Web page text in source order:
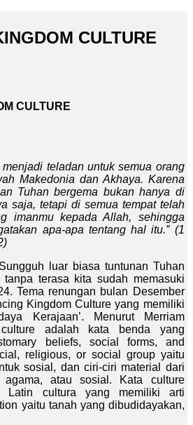
CULTURE
CULTURE
teladan untuk semua orang
Makedonia dan Akhaya. Karena
Tuhan bergema bukan hanya di
saja, tetapi di semua tempat telah
imanmu kepada Allah, sehingga
apa-apa tentang hal itu.” (1
luar biasa tuntunan Tuhan
terasa kita sudah memasuki
Tema renungan bulan Desember
Kingdom Culture yang memiliki
Kerajaan’. Menurut Merriam
adalah kata benda yang
beliefs, social forms, and
religious, or social group yaitu
sosial, dan ciri-ciri material dari
atau sosial. Kata culture
Latin cultura yang memiliki arti
yaitu tanah yang dibudidayakan,